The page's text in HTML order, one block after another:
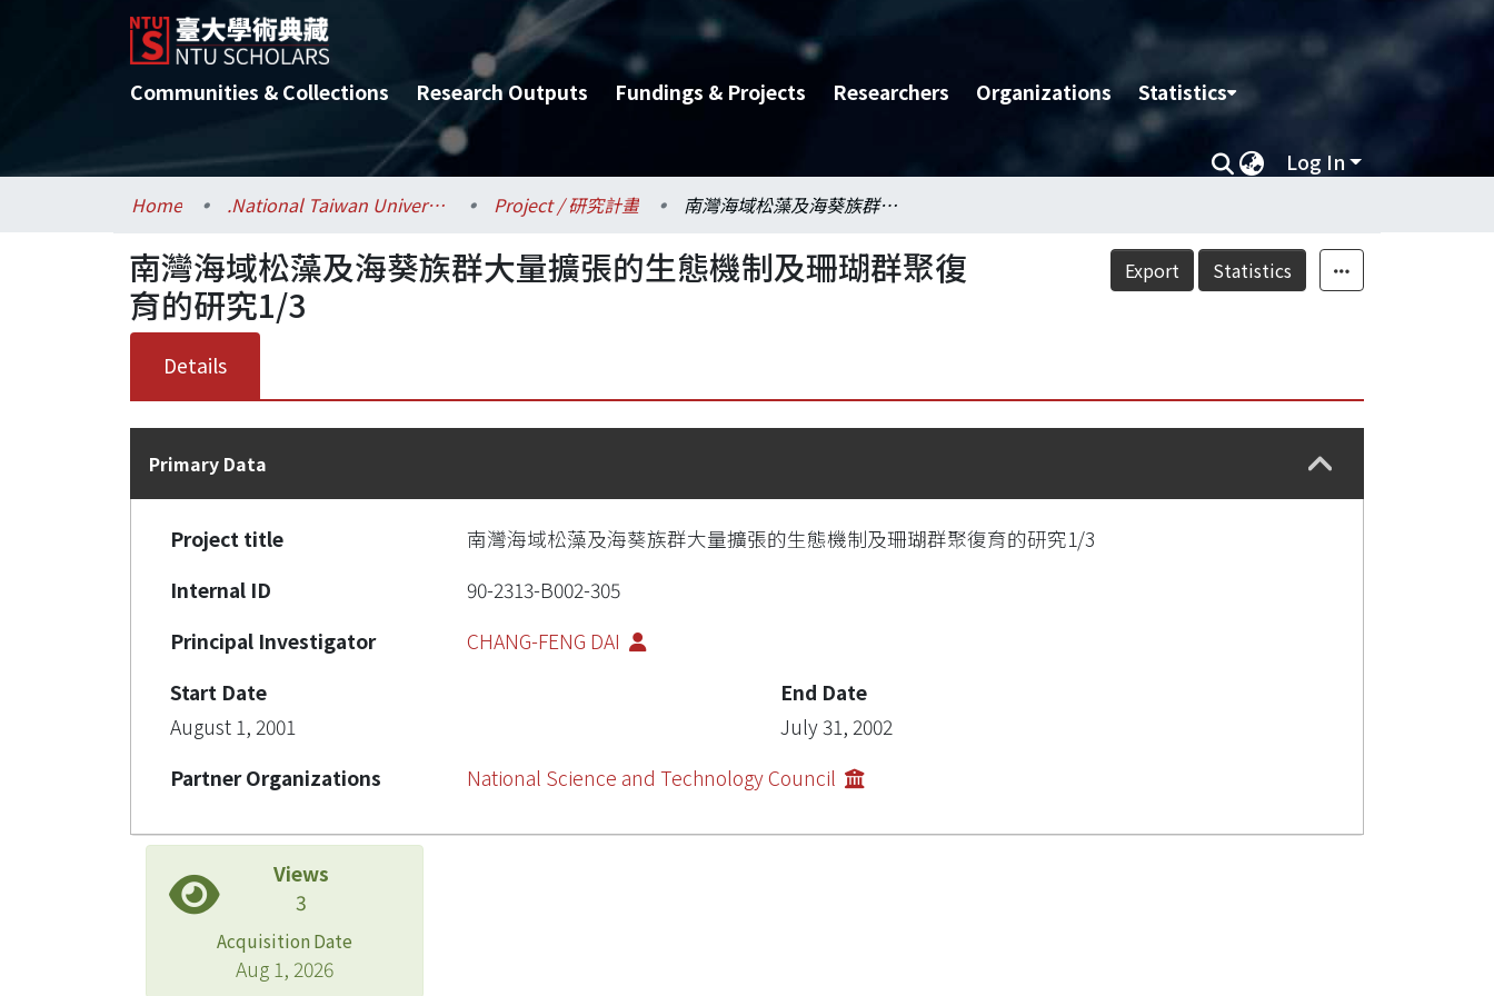
Communities & Collections Research Outputs Fundings & Projects Researchers Organizations Statistics
Log In
Home .National Taiwan University / 國立臺灣大學 Project / 研究計畫 南灣海域松藻及海葵族群大量擴張的生態機制及珊瑚群聚復育的研究1/3
Export Statistics
南灣海域松藻及海葵族群大量擴張的生態機制及珊瑚群聚復
育的研究1/3
Details
Primary Data
Project title
南灣海域松藻及海葵族群大量擴張的生態機制及珊瑚群聚復育的研究1/3
Internal ID
90-2313-B002-305
Principal Investigator
CHANG-FENG DAI
Start Date
August 1, 2001
End Date
July 31, 2002
Partner Organizations
National Science and Technology Council
Views
3
Acquisition Date
Aug 1, 2026